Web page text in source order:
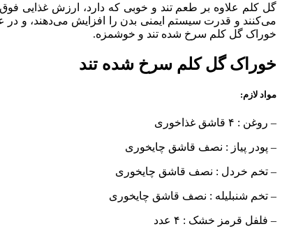
گل کلم علاوه بر طعم تند و خوبی که دارد، ارزش غذایی
می‌کنند و قدرت سیستم ایمنی بدن را افزایش می‌دهند، و
خوراک گل کلم سرخ شده تند و خوشمزه.
خوراک گل کلم سرخ شده تند
مواد لازم:
– روغن : ۴ قاشق غذاخوری
– پودر پیاز : نصف قاشق چایخوری
– تخم خردل : نصف قاشق چایخوری
– تخم شنبلیله : نصف قاشق چایخوری
– فلفل قرمز خشک : ۴ عدد